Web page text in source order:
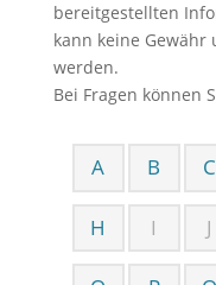
bereitgestellten
kann keine
werden.
Bei Fragen können
A B C
H I J